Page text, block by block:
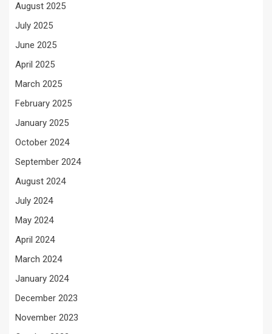
August 2025
July 2025
June 2025
April 2025
March 2025
February 2025
January 2025
October 2024
September 2024
August 2024
July 2024
May 2024
April 2024
March 2024
January 2024
December 2023
November 2023